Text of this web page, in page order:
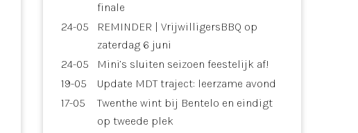
finale
24-05
REMINDER | VrijwilligersBBQ op
zaterdag 6 juni
24-05
Mini’s sluiten seizoen feestelijk af!
19-05
Update MDT traject: leerzame avond
17-05
Twenthe wint bij Bentelo en eindigt
op tweede plek